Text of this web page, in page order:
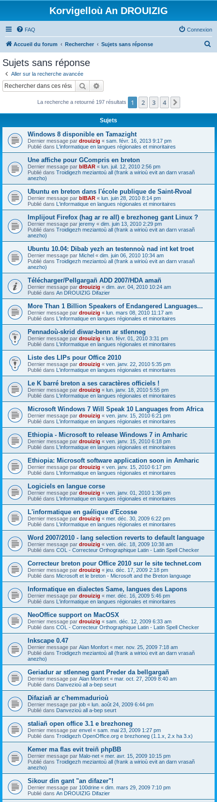
Korvigelloù An DROUIZIG
FAQ Connexion
Accueil du forum Rechercher Sujets sans réponse
c
Sujets sans réponse
Aller sur la recherche avancée
Rechercher
La recherche a retourné 197 résultats 1 2 3 4
Sujets
Windows 8 disponible en Tamazight
Dernier message par drouizig « sam. févr. 16, 2013 9:17 pm
Publié dans L'informatique en langues régionales et minoritaires
Une affiche pour GCompris en breton
Dernier message par bIBAR « lun. juil. 12, 2010 2:56 pm
Publié dans Troidigezh meziantoù all (frank a wirioù evit an darn vrasañ
anezho)
Ubuntu en breton dans l'école publique de Saint-Rvoal
Dernier message par bIBAR « lun. juin 28, 2010 8:14 pm
Publié dans L'informatique en langues régionales et minoritaires
Implijout Firefox (hag ar re all) e brezhoneg gant Linux ?
Dernier message par jeremy « dim. juin 13, 2010 2:29 pm
Publié dans Troidigezh meziantoù all (frank a wirioù evit an darn vrasañ
anezho)
Ubuntu 10.04: Dibab yezh an testennoù nad int ket troet
Dernier message par Michel « dim. juin 06, 2010 10:34 am
Publié dans Troidigezh meziantoù all (frank a wirioù evit an darn vrasañ
anezho)
Télécharger/Pellgargañ ADD 2007/HDA amañ
Dernier message par drouizig « dim. avr. 04, 2010 10:24 am
Publié dans An DROUIZIG Difazier
More Than 1 Billion Speakers of Endangered Languages...
Dernier message par drouizig « lun. mars 08, 2010 11:17 am
Publié dans L'informatique en langues régionales et minoritaires
Pennadoù-skrid diwar-benn ar stlenneg
Dernier message par drouizig « lun. févr. 01, 2010 3:31 pm
Publié dans L'informatique en langues régionales et minoritaires
Liste des LIPs pour Office 2010
Dernier message par drouizig « ven. janv. 22, 2010 5:35 pm
Publié dans L'informatique en langues régionales et minoritaires
Le K barré breton a ses caractères officiels !
Dernier message par drouizig « lun. janv. 18, 2010 5:55 pm
Publié dans L'informatique en langues régionales et minoritaires
Microsoft Windows 7 Will Speak 10 Languages from Africa
Dernier message par drouizig « ven. janv. 15, 2010 6:21 pm
Publié dans L'informatique en langues régionales et minoritaires
Ethiopia - Microsoft to release Windows 7 in Amharic
Dernier message par drouizig « ven. janv. 15, 2010 6:18 pm
Publié dans L'informatique en langues régionales et minoritaires
Ethiopia: Microsoft software application soon in Amharic
Dernier message par drouizig « ven. janv. 15, 2010 6:17 pm
Publié dans L'informatique en langues régionales et minoritaires
Logiciels en langue corse
Dernier message par drouizig « ven. janv. 01, 2010 1:36 pm
Publié dans L'informatique en langues régionales et minoritaires
L'informatique en gaélique d'Ecosse
Dernier message par drouizig « mer. déc. 30, 2009 6:22 pm
Publié dans L'informatique en langues régionales et minoritaires
Word 2007/2010 - lang selection reverts to default language
Dernier message par drouizig « ven. déc. 18, 2009 10:38 am
Publié dans COL - Correcteur Orthographique Latin - Latin Spell Checker
Correcteur breton pour Office 2010 sur le site technet.com
Dernier message par drouizig « jeu. déc. 17, 2009 2:18 pm
Publié dans Microsoft et le breton - Microsoft and the Breton language
Informatique en dialectes Same, langues des Lapons
Dernier message par drouizig « mer. déc. 16, 2009 5:46 pm
Publié dans L'informatique en langues régionales et minoritaires
NeoOffice support on MacOSX
Dernier message par drouizig « sam. déc. 12, 2009 6:33 am
Publié dans COL - Correcteur Orthographique Latin - Latin Spell Checker
Inkscape 0.47
Dernier message par Alan Monfort « mer. nov. 25, 2009 7:18 am
Publié dans Troidigezh meziantoù all (frank a wirioù evit an darn vrasañ
anezho)
Geriadur ar stlenneg gant Preder da bellgargañ
Dernier message par Alan Monfort « mar. oct. 27, 2009 8:40 am
Publié dans Danvezioù all a-bep seurt
Difaziañ ar c'hemmadurioù
Dernier message par job « lun. août 24, 2009 6:44 pm
Publié dans Danvezioù all a-bep seurt
staliañ open office 3.1 e brezhoneg
Dernier message par envel « sam. mai 23, 2009 1:27 pm
Publié dans Troidigezh OpenOffice.org e brezhoneg (1.1.x, 2.x ha 3.x)
Kemer ma flas evit treiñ phpBB
Dernier message par Malo-net « mer. avr. 15, 2009 10:15 pm
Publié dans Troidigezh meziantoù all (frank a wirioù evit an darn vrasañ
anezho)
Sikour din gant "an difazer"!
Dernier message par 100drine « dim. mars 29, 2009 7:10 pm
Publié dans An DROUIZIG Difazier